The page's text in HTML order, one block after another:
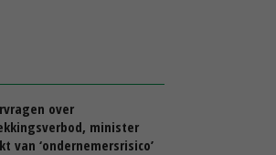
over
minister
van ‘ondernemersrisico’